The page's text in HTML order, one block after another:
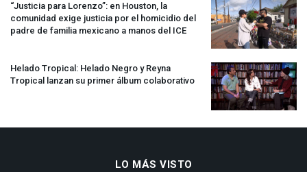
“Justicia para Lorenzo”: en Houston, la
comunidad exige justicia por el homicidio del
padre de familia mexicano a manos del ICE
Helado Tropical: Helado Negro y Reyna
Tropical lanzan su primer álbum colaborativo
LO MÁS VISTO